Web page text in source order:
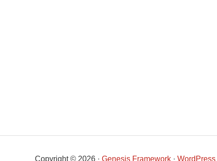
Copyright © 2026 · Genesis Framework · WordPress